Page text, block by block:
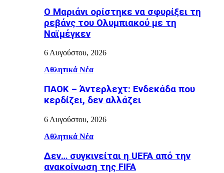
Ο Μαριάνι ορίστηκε να σφυρίξει τη
ρεβάνς του Ολυμπιακού με τη
Ναϊμέγκεν
6 Αυγούστου, 2026
Αθλητικά Νέα
ΠΑΟΚ – Άντερλεχτ: Ενδεκάδα που
κερδίζει, δεν αλλάζει
6 Αυγούστου, 2026
Αθλητικά Νέα
Δεν… συγκινείται η UEFA από την
ανακοίνωση της FIFA